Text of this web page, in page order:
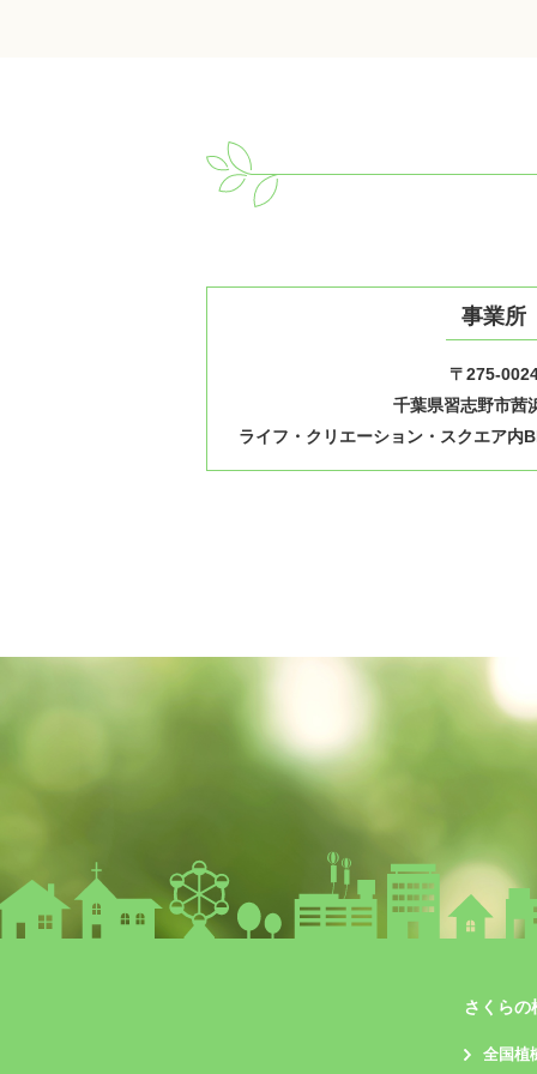
事業所
〒275-
千葉県習志野市茜
ライフ・クリエーション・スクエア内
さくらの
全国植